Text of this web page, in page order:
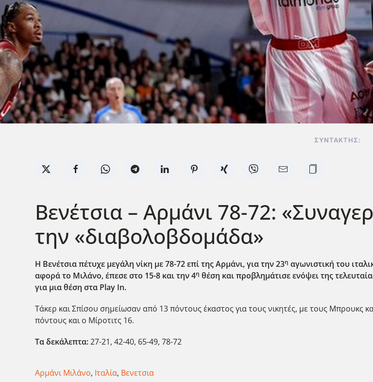
ΣΥΝΤΆΚΤΗΣ:
Βενέτσια – Αρμάνι 78-72:
την «διαβολοβδομάδα»
Η Βενέτσια πέτυχε μεγάλη νίκη με 78-72 επί της Αρμάνι, για την 23η αγωνιστική του
αφορά το Μιλάνο, έπεσε στο 15-8 και την 4η θέση και προβλημάτισε ενόψει της
για μια θέση στα Play In.
Τάκερ και Σπίσου σημείωσαν από 13 πόντους έκαστος για τους νικητές, με τους Μπρουκς
πόντους και ο Μίροτιτς 16.
Τα δεκάλεπτα:27-21, 42-40, 65-49, 78-72
Αρμάνι Μιλάνο, Ιταλία, Βενετσια